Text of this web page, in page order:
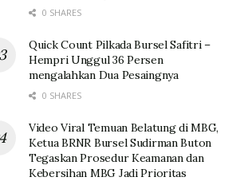
0 SHARES
Quick Count Pilkada Bursel Safitri –
Hempri Unggul 36 Persen
mengalahkan Dua Pesaingnya
0 SHARES
Video Viral Temuan Belatung di MBG,
Ketua BRNR Bursel Sudirman Buton
Tegaskan Prosedur Keamanan dan
Kebersihan MBG Jadi Prioritas